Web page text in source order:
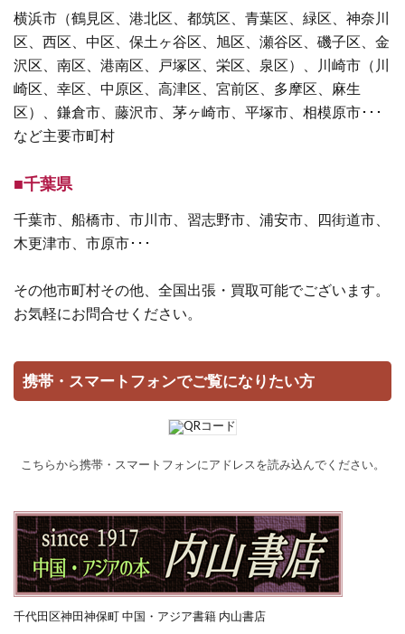
横浜市（鶴見区、港北区、都筑区、青葉区、緑区、神奈川
区、西区、中区、保土ヶ谷区、旭区、瀬谷区、磯子区、金
沢区、南区、港南区、戸塚区、栄区、泉区）、川崎市（川
崎区、幸区、中原区、高津区、宮前区、多摩区、麻生
区）、鎌倉市、藤沢市、茅ヶ崎市、平塚市、相模原市･･･
など主要市町村
■千葉県
千葉市、船橋市、市川市、習志野市、浦安市、四街道市、
木更津市、市原市･･･
その他市町村その他、全国出張・買取可能でございます。
お気軽にお問合せください。
携帯・スマートフォンでご覧になりたい方
こちらから携帯・スマートフォンにアドレスを読み込んでください。
千代田区神田神保町 中国・アジア書籍 内山書店